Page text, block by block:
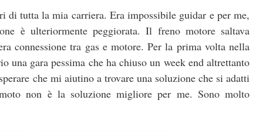
di tutta la mia carriera. Era impossibile guidar e per me,
è ulteriormente peggiorata. Il freno motore saltava
connessione tra gas e motore. Per la prima volta nella
gara pessima che ha chiuso un week end altrettanto
che mi aiutino a trovare una soluzione che si adatti
non è la soluzione migliore per me. Sono molto